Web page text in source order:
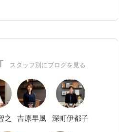
スタッフ別にブログを見る
之 吉原早風 深町伊都子